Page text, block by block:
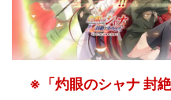
※「灼眼のシャナ 封